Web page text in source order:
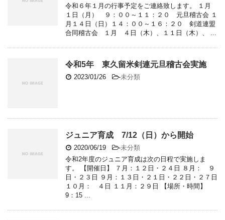
令和６年１月の行事予定をご連絡致します。 １月
１日（月） ９：００～１１：２０ 元旦稽古会 １
月１４日（日）１４：００～１６：２０ 剣道連盟
合同稽古会 １月 ４日（木）、１１日（木）、 ...
令和5年 東久留米剣連元旦稽古会実施
2023/01/26 -未分類
ジュニア育成 7/12（日）から開始
2020/06/19 -未分類
令和2年度のジュニア育成は次の日程で実施しま
す。 【開催日】 ７月：１２日・２４日 ８月： ９
日・２３日 ９月：１３日・２１日・２２日・２７日
１０月： ４日 １１月：２９日 【場所・時間】
9：15 ...